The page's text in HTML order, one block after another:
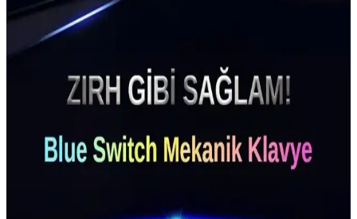
Alanları Hakkında Detaylı Bilgi
Everest mekanik klavye, dayanıklılığı ve hızlı tepki süresiyle öne
donanımıdır. Detaylar ve özellikler için inceleyin.
Razer BlackWidow V2 Mekanik Klavye İncelemesi:
Razer BlackWidow V2, yüksek performanslı mekanik tuşları ve
özelleştirilebilir RGB ışıklandırmasıyla öne çıkan dayanıklı ve